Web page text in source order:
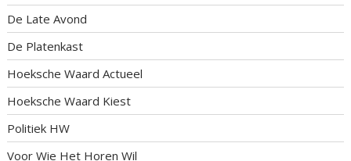
De Late Avond
De Platenkast
Hoeksche Waard Actueel
Hoeksche Waard Kiest
Politiek HW
Voor Wie Het Horen Wil